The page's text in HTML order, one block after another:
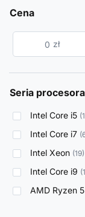
Cena
zł
Seria procesora
Intel Core i5
Intel Core i7
Intel Xeon 19
Intel Core i9
AMD Ryzen 5